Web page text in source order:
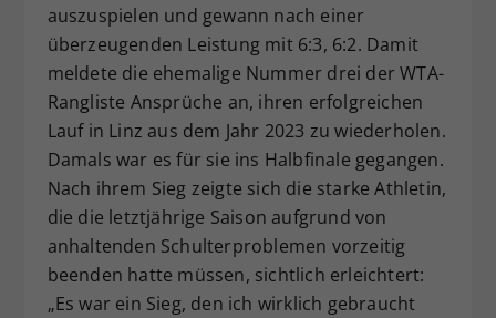
auszuspielen und gewann nach einer
überzeugenden Leistung mit 6:3, 6:2. Damit
meldete die ehemalige Nummer drei der WTA-
Rangliste Ansprüche an, ihren erfolgreichen
Lauf in Linz aus dem Jahr 2023 zu wiederholen.
Damals war es für sie ins Halbfinale gegangen.
Nach ihrem Sieg zeigte sich die starke Athletin,
die die letztjährige Saison aufgrund von
anhaltenden Schulterproblemen vorzeitig
beenden hatte müssen, sichtlich erleichtert:
„Es war ein Sieg, den ich wirklich gebraucht